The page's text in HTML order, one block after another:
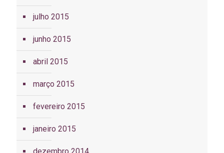
julho 2015
junho 2015
abril 2015
março 2015
fevereiro 2015
janeiro 2015